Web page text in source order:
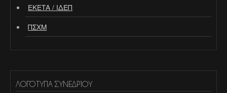
ΕΚΕΤΑ / ΙΔΕΠ
ΠΣΧΜ
ΛΟΓΌΤΥΠΑ ΣΥΝΕΔΡΊΟΥ